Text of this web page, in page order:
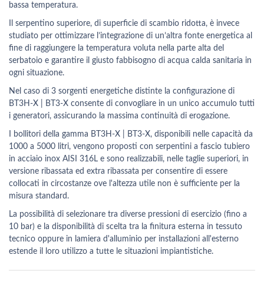
bassa temperatura.
Il serpentino superiore, di superficie di scambio ridotta, è invece
studiato per ottimizzare l’integrazione di un’altra fonte energetica al
fine di raggiungere la temperatura voluta nella parte alta del
serbatoio e garantire il giusto fabbisogno di acqua calda sanitaria in
ogni situazione.
Nel caso di 3 sorgenti energetiche distinte la configurazione di
BT3H-X | BT3-X consente di convogliare in un unico accumulo tutti
i generatori, assicurando la massima continuità di erogazione.
I bollitori della gamma BT3H-X | BT3-X, disponibili nelle capacità da
1000 a 5000 litri, vengono proposti con serpentini a fascio tubiero
in acciaio inox AISI 316L e sono realizzabili, nelle taglie superiori, in
versione ribassata ed extra ribassata per consentire di essere
collocati in circostanze ove l'altezza utile non è sufficiente per la
misura standard.
La possibilità di selezionare tra diverse pressioni di esercizio (fino a
10 bar) e la disponibilità di scelta tra la finitura esterna in tessuto
tecnico oppure in lamiera d'alluminio per installazioni all'esterno
estende il loro utilizzo a tutte le situazioni impiantistiche.